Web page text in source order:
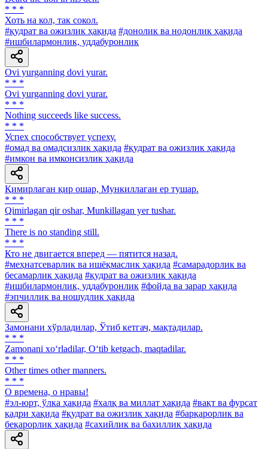
* * *
Хоть на кол, так сокол.
#қудрат ва ожизлик ҳақида #донолик ва нодонлик ҳақида
#ишбилармонлик, уддабуронлик
Ovi yurganning dovi yurar.
* * *
Ovi yurganning dovi yurar.
* * *
Nothing succeeds like success.
* * *
Успех способствует успеху.
#омад ва омадсизлик ҳақида #қудрат ва ожизлик ҳақида
#имкон ва имконсизлик ҳақида
Қимирлаган қир ошар, Мункиллаган ер тушар.
* * *
Qimirlagan qir oshar, Munkillagan yer tushar.
* * *
There is no standing still.
* * *
Кто не двигается вперед — пятится назад.
#меҳнатсеварлик ва ишёқмаслик ҳақида #самарадорлик ва
бесамарлик ҳақида #қудрат ва ожизлик ҳақида
#ишбилармонлик, уддабуронлик #фойда ва зарар ҳақида
#эпчиллик ва ношудлик ҳақида
Замонани хўрладилар, Ўтиб кетгач, мақтадилар.
* * *
Zamonani xo‘rladilar, O‘tib ketgach, maqtadilar.
* * *
Other times other manners.
* * *
О времена, о нравы!
#эл-юрт, ўлка ҳақида #халқ ва миллат ҳақида #вақт ва фурсат
қадри ҳақида #қудрат ва ожизлик ҳақида #барқарорлик ва
беқарорлик ҳақида #сахийлик ва бахиллик ҳақида